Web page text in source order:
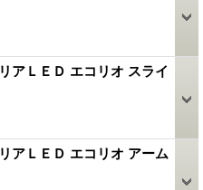
アＬＥＤ エコリオ スライ
アＬＥＤ エコリオ アーム